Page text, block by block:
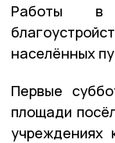
Работы в
населённых
Первые
площади
учреждениях